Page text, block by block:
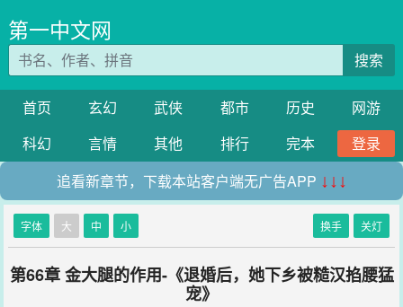
第一中文网
搜索
首页 玄幻 武侠 都市 历史
网游
科幻
言情 其他 排行 完本
登录
追看新章节，下载本站客户端无广告APP ↓↓↓
字体 大 中 小 换手 关灯
第66章 金大腿的作用-《退婚后，她下乡被糙汉掐腰猛
宠》